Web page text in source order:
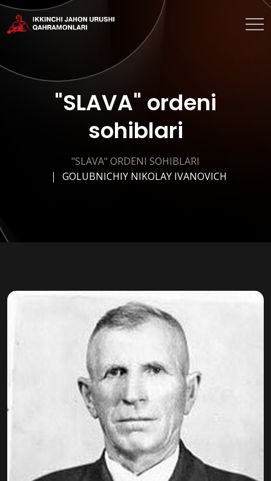
"SLAVA" ordeni
sohiblari
"SLAVA" ORDENI SOHIBLARI
GOLUBNICHIY NIKOLAY IVANOVICH